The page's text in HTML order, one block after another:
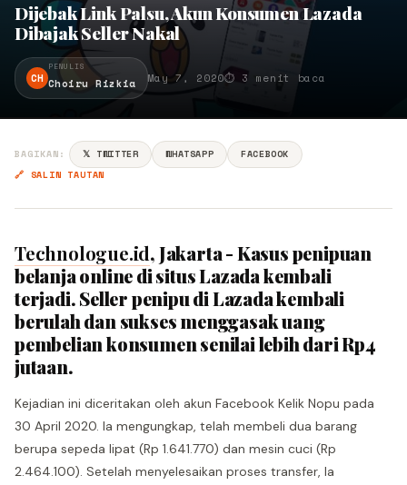
Dijebak Link Palsu, Akun Konsumen Lazada
Dibajak Seller Nakal
CH
PENULIS
Choiru Rizkia May 7, 2020⏱ 3 menit baca
BAGIKAN: 𝕏 TWITTER WHATSAPP
FACEBOOK
🔗 SALIN TAUTAN
Technologue.id, Jakarta - Kasus penipuan
belanja online di situs Lazada kembali
terjadi. Seller penipu di Lazada kembali
berulah dan sukses menggasak uang
pembelian konsumen senilai lebih dari Rp4
jutaan.
Kejadian ini diceritakan oleh akun Facebook Kelik Nopu pada
30 April 2020. Ia mengungkap, telah membeli dua barang
berupa sepeda lipat (Rp 1.641.770) dan mesin cuci (Rp
2.464.100). Setelah menyelesaikan proses transfer, Ia